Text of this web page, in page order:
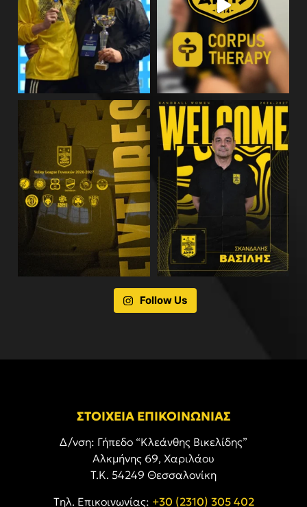
Follow Us
ΣΤΟΙΧΕΙΑ ΕΠΙΚΟΙΝΩΝΙΑΣ
Δ/νση: Γήπεδο “Κλεάνθης Βικελίδης”
Αλκμήνης 69, Χαριλάου
Τ.Κ. 54249 Θεσσαλονίκη
Tηλ. Επικοινωνίας: +30 (2310) 305 402